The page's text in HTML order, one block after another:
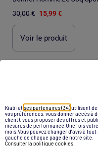
Kiabi et ses partenaires (34)utilisent
vos préférences, vous donner accès à
client), vous proposer des offres et
mesures de performance.Une fois
mois.Vous pouvez changer d’avis à
gauche de chaque page de notre site.
Consulter la politique cookies
30,00 € 15,99 €
Voir le produit